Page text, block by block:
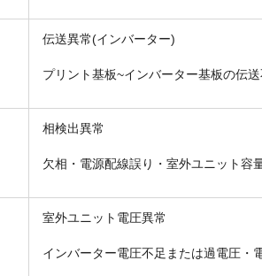
伝送異常(インバーター)
プリント基板~インバーター基板の伝
相検出異常
欠相・電源配線誤り・室外ユニット容
室外ユニット電圧異常
インバーター電圧不足または過電圧・